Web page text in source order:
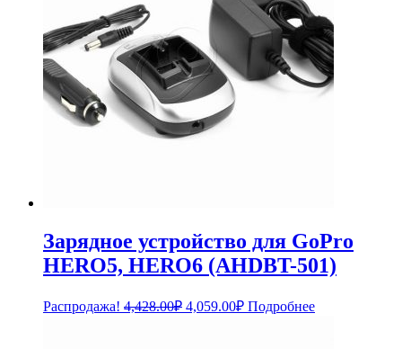
Зарядное устройство для GoPro
HERO5, HERO6 (AHDBT-501)
Распродажа! 4,428.00₽ Первоначальная
4,059.00₽Текущая
цена:
Подробнее